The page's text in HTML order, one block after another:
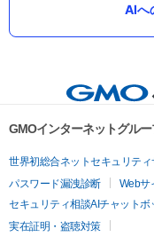
AIへ
GMOインターネットグル
世界初総合ネットセキュリティ
パスワード漏洩診断
Webサ
セキュリティ相談AIチャットボ
実在証明・盗聴対策